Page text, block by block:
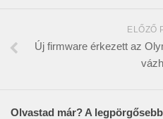
ELŐZŐ
Új firmware érkezett az
Olvastad már? A